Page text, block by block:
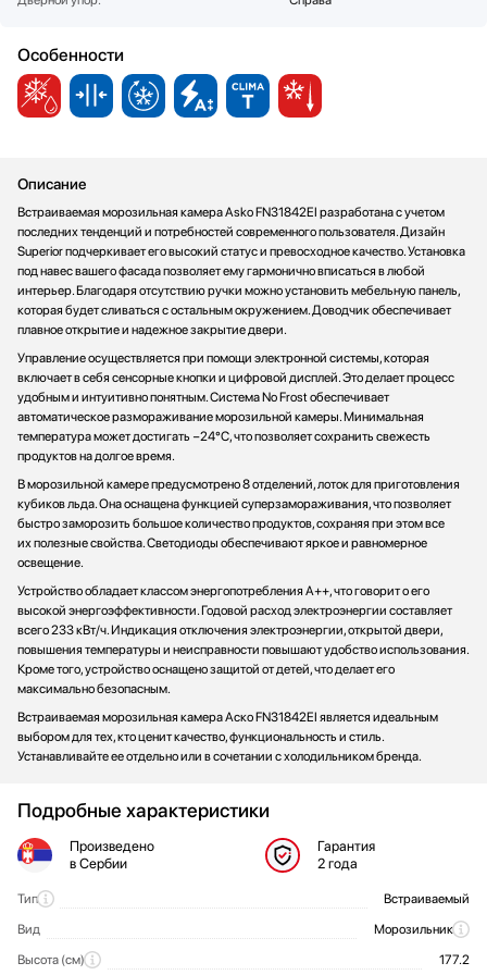
Особенности
Описание
Встраиваемая морозильная камера Asko FN31842EI разработана с учетом
последних тенденций и потребностей современного пользователя. Дизайн
Superior подчеркивает его высокий статус и превосходное качество. Установка
под навес вашего фасада позволяет ему гармонично вписаться в любой
интерьер. Благодаря отсутствию ручки можно установить мебельную панель,
которая будет сливаться с остальным окружением. Доводчик обеспечивает
плавное открытие и надежное закрытие двери.
Управление осуществляется при помощи электронной системы, которая
включает в себя сенсорные кнопки и цифровой дисплей. Это делает процесс
удобным и интуитивно понятным. Система No Frost обеспечивает
автоматическое размораживание морозильной камеры. Минимальная
температура может достигать −24°C, что позволяет сохранить свежесть
продуктов на долгое время.
В морозильной камере предусмотрено 8 отделений, лоток для приготовления
кубиков льда. Она оснащена функцией суперзамораживания, что позволяет
быстро заморозить большое количество продуктов, сохраняя при этом все
их полезные свойства. Светодиоды обеспечивают яркое и равномерное
освещение.
Устройство обладает классом энергопотребления A++, что говорит о его
высокой энергоэффективности. Годовой расход электроэнергии составляет
всего 233 кВт/ч. Индикация отключения электроэнергии, открытой двери,
повышения температуры и неисправности повышают удобство использования.
Кроме того, устройство оснащено защитой от детей, что делает его
максимально безопасным.
Встраиваемая морозильная камера Аско FN31842EI является идеальным
выбором для тех, кто ценит качество, функциональность и стиль.
Устанавливайте ее отдельно или в сочетании с холодильником бренда.
Подробные характеристики
Произведено
в Сербии
Гарантия
2 года
Общие характеристики
Тип
Встраиваемый
Вид
Морозильник
Высота (см)
177.2